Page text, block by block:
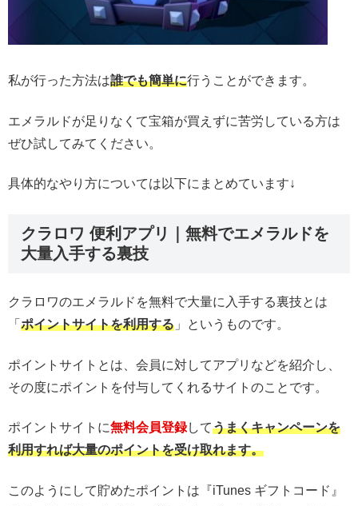
私が行った方法は誰でも簡単に行うことができます。
エメラルドが足りなくて宝箱が買えずに苦労している方は
ぜひ試してみてください。
具体的なやり方については以下にまとめています↓
クラロワ 便利アプリ｜無料でエメラルドを
大量入手する裏技
クラロワのエメラルドを無料で大量に入手する裏技とは
「 ポイントサイトを利用する 」というものです。
ポイントサイトとは、会員に対してアプリなどを紹介し、
その度にポイントを付与してくれるサイトのことです。
ポイントサイトに無料会員登録してうまくキャンペーンを
利用すれば大量のポイントを受け取れます。
このようにして貯めたポイントは『iTunes ギフトコード』